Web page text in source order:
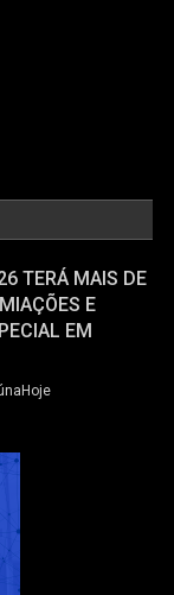
TERÁ MAIS DE
E
EM